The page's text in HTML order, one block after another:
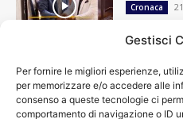
Gestisci
Per fornire le migliori esperienze,
per memorizzare e/o accedere alle
consenso a queste tecnologie ci
comportamento di navigazione o ID
Cronaca
Cronaca
Attualità
top